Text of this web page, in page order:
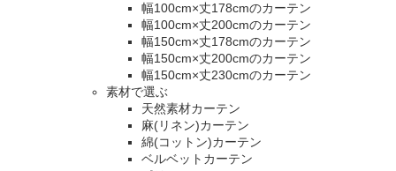
幅100cm×丈178cmのカーテン
幅100cm×丈200cmのカーテン
幅150cm×丈178cmのカーテン
幅150cm×丈200cmのカーテン
幅150cm×丈230cmのカーテン
素材で選ぶ
天然素材カーテン
麻(リネン)カーテン
綿(コットン)カーテン
ベルベットカーテン